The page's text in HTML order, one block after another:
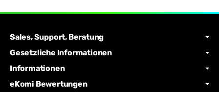
Sales, Support, Beratung
Gesetzliche Informationen
Informationen
eKomi Bewertungen